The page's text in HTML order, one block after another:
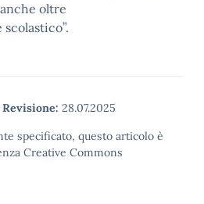
oltre
Revisione: 28.07.2025
specificato, questo articolo è
Creative Commons